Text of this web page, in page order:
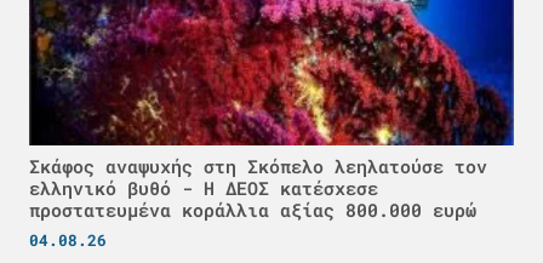
Σκάφος αναψυχής στη Σκόπελο λεηλατούσε τον
ελληνικό βυθό - H ΔΕΟΣ κατέσχεσε
προστατευμένα κοράλλια αξίας 800.000 ευρώ
04.08.26